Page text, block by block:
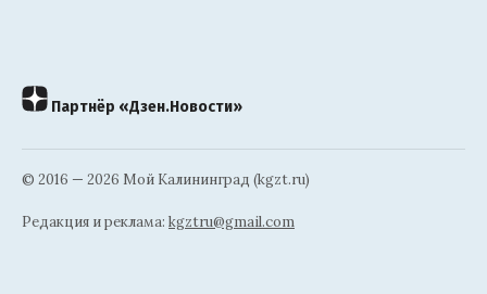
Партнёр «Дзен.Новости»
© 2016 — 2026 Мой Калининград (kgzt.ru)
Редакция и реклама: kgztru@gmail.com